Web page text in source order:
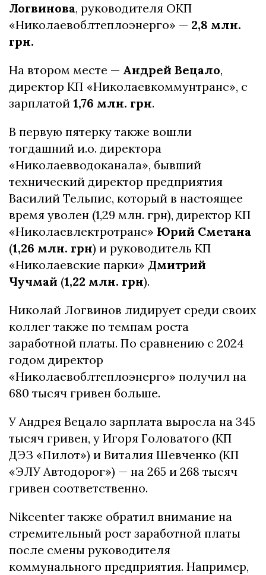
Логвинова, руководителя ОКП
«Николаевоблтеплоэнерго» — 2,8 млн.
грн.
На втором месте — Андрей Вецало,
директор КП «Николаевкоммунтранс», с
зарплатой 1,76 млн. грн.
В первую пятерку также вошли
тогдашний и.о. директора
«Николаевводоканала», бывший
технический директор предприятия
Василий Тельпис, который в настоящее
время уволен (1,29 млн. грн), директор КП
«Николаевлектротранс» Юрий Сметана
(1,26 млн. грн) и руководитель КП
«Николаевские парки» Дмитрий
Чучмай (1,22 млн. грн).
Николай Логвинов лидирует среди своих
коллег также по темпам роста
заработной платы. По сравнению с 2024
годом директор
«Николаевоблтеплоэнерго» получил на
680 тысяч гривен больше.
У Андрея Вецало зарплата выросла на 345
тысяч гривен, у Игоря Головатого (КП
ДЭЗ «Пилот») и Виталия Шевченко (КП
«ЭЛУ Автодорог») — на 265 и 268 тысяч
гривен соответственно.
Nikcenter также обратил внимание на
стремительный рост заработной платы
после смены руководителя
коммунального предприятия. Например,